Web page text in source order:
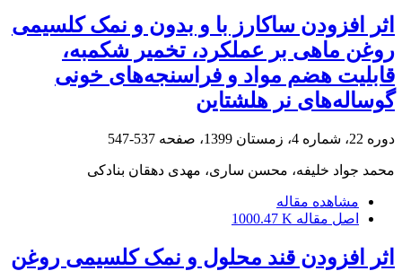
اثر افزودن ساکارز با و بدون و نمک کلسیمی
روغن ماهی بر عملکرد، تخمیر شکمبه،
قابلیت هضم مواد و فراسنجه‌های خونی
گوساله‌های نر هلشتاین
دوره 22، شماره 4، زمستان 1399، صفحه 537-547
محمد جواد خلیفه، محسن ساری، مهدی دهقان بنادکی
مشاهده مقاله
اصل مقاله 1000.47 K
اثر افزودن قند محلول و نمک کلسیمی روغن